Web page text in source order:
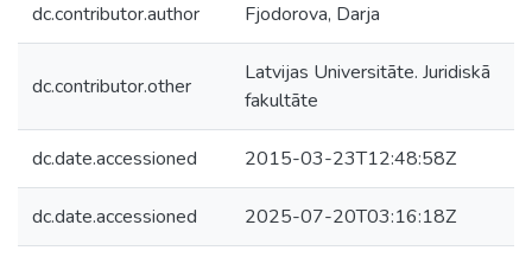
dc.contributor.author Fjodorova, Darja
dc.contributor.other
Latvijas Universitāte. Juridiskā
fakultāte
dc.date.accessioned 2015-03-23T12:48:58Z
dc.date.accessioned 2025-07-20T03:16:18Z